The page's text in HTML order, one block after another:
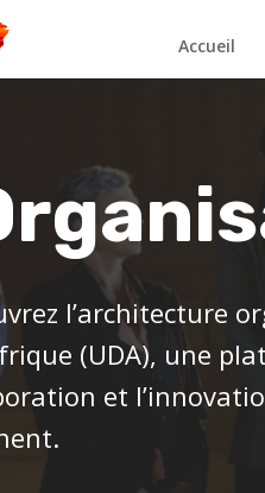
Accueil
l’architecture
(UDA), une
et